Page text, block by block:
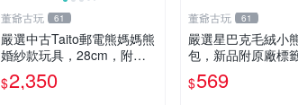
董爺古玩 61
嚴選中古Taito郵電熊媽媽熊
婚紗款玩具，28cm，附原
盒，保存極佳實拍，婚紗細
節清晰可見，偶像收藏推薦
$2,350
董爺古玩 61
嚴選星巴克毛絨小
包，新品附原廠標
NDITION 良好，詳
商品圖片。 星巴克
$569